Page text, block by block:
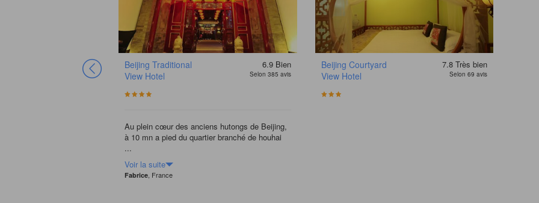
Beijing Traditional
View Hotel
6.9 Bien
Selon 385 avis
Au plein cœur des anciens hutongs de Beijing,
à 10 mn a pied du quartier branché de houhai
...
Voir la suite
Fabrice , France
Beijing Courtyard
View Hotel
7.8 Très bien
Selon 69 avis